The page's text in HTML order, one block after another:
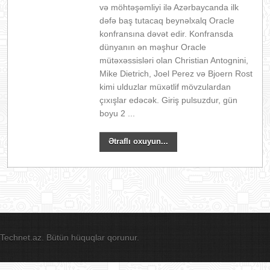
və möhtəşəmliyi ilə Azərbaycanda ilk
dəfə baş tutacaq beynəlxalq Oracle
konfransına dəvət edir. Konfransda
dünyanın ən məşhur Oracle
mütəxəssisləri olan Christian Antognini,
Mike Dietrich, Joel Perez və Bjoern Rost
kimi ulduzlar müxətlif mövzulardan
çıxışlar edəcək. Giriş pulsuzdur, gün
boyu 2 ...
Ətraflı oxuyun...
Technet.az. Bütün hüquqlar qorunur.